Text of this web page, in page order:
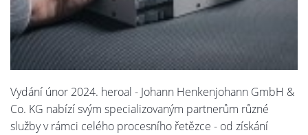
Vydání únor 2024. heroal - Johann Henkenjohann GmbH &
Co. KG nabízí svým specializovaným partnerům různé
služby v rámci celého procesního řetězce - od získání